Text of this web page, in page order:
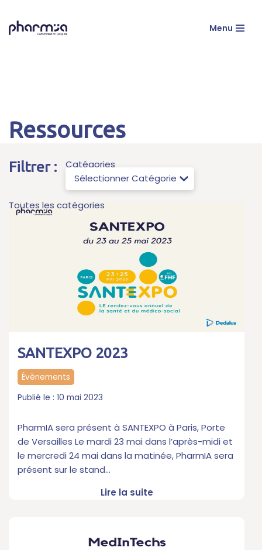
Aller
Menu
Ressources
SANTEXPO 2023
Évènements
10 mai 2023
PharmIA sera présent à SANTEXPO à Paris, Porte
de Versailles Le mardi 23 mai dans l’après-midi et
le mercredi 24 mai dans la matinée, PharmIA sera
présent sur le stand…
Lire la suite
Filtrer : Catégories
Toutes les catégories